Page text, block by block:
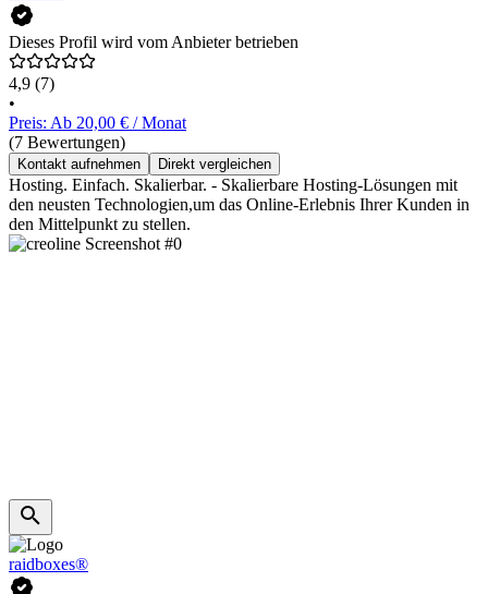
Dieses Profil wird vom Anbieter betrieben
4,9 (7)
•
Preis: Ab 20,00 € / Monat
(7 Bewertungen)
Kontakt aufnehmen Direkt vergleichen
Hosting. Einfach. Skalierbar. - Skalierbare Hosting-Lösungen mit
den neusten Technologien,um das Online-Erlebnis Ihrer Kunden in
den Mittelpunkt zu stellen.
raidboxes®